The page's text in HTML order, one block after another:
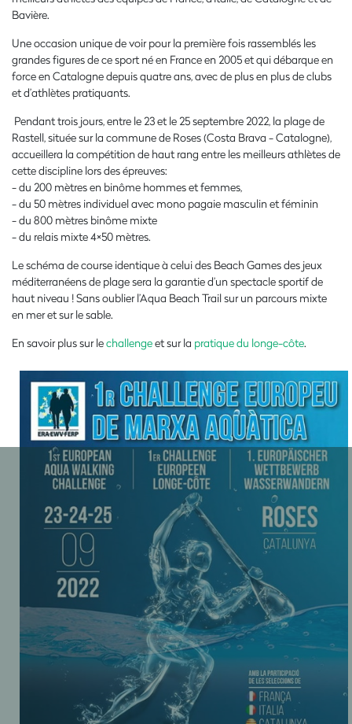
Bavière.
Une occasion unique de voir pour la première fois rassemblés les
grandes figures de ce sport né en France en 2005 et qui débarque en
force en Catalogne depuis quatre ans, avec de plus en plus de clubs
et d’athlètes pratiquants.
Pendant trois jours, entre le 23 et le 25 septembre 2022, la plage de
Rastell, située sur la commune de Roses (Costa Brava - Catalogne),
accueillera la compétition de haut rang entre les meilleurs athlètes de
cette discipline lors des épreuves:
- du 200 mètres en binôme hommes et femmes,
- du 50 mètres individuel avec mono pagaie masculin et féminin
- du 800 mètres binôme mixte
- du relais mixte 4×50 mètres.
Le schéma de course identique à celui des Beach Games des jeux
méditerranéens de plage sera la garantie d’un spectacle sportif de
haut niveau ! Sans oublier l’Aqua Beach Trail sur un parcours mixte
en mer et sur le sable.
En savoir plus sur lechallengeet sur la pratique du longe-côte.